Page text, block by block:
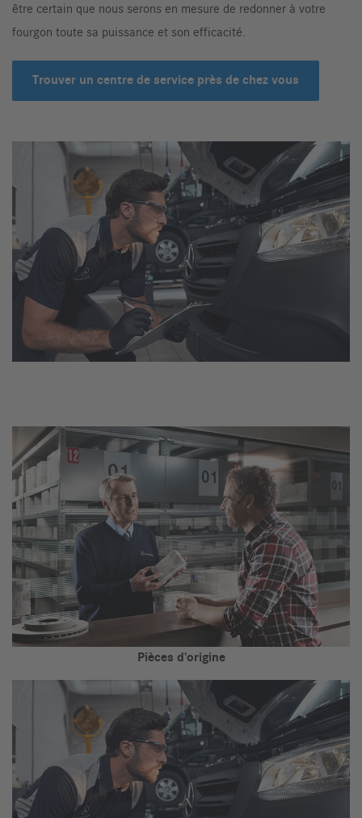
être certain que nous serons en mesure de redonner à votre
fourgon toute sa puissance et son efficacité.
Trouver un centre de service près de chez vous
Pièces d’origine